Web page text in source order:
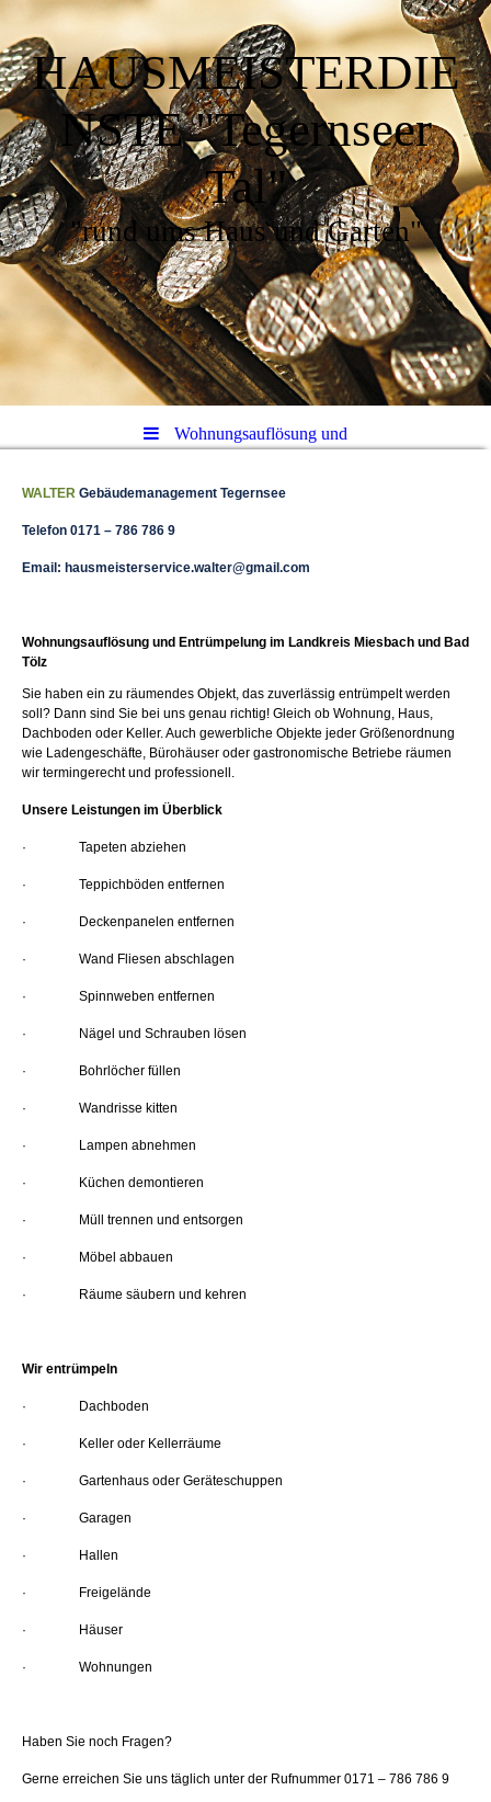
HAUSMEISTERDIE
NSTE "Tegernseer
Tal"
"rund ums Haus und Garten"
Wohnungsauflösung und
WALTER Gebäudemanagement Tegernsee
Telefon 0171 – 786 786 9
Email: hausmeisterservice.walter@gmail.com
Wohnungsauflösung und Entrümpelung im Landkreis Miesbach und Bad
Tölz
Sie haben ein zu räumendes Objekt, das zuverlässig entrümpelt werden
soll? Dann sind Sie bei uns genau richtig! Gleich ob Wohnung, Haus,
Dachboden oder Keller. Auch gewerbliche Objekte jeder Größenordnung
wie Ladengeschäfte, Bürohäuser oder gastronomische Betriebe räumen
wir termingerecht und professionell.
Unsere Leistungen im Überblick
· Tapeten abziehen
· Teppichböden entfernen
· Deckenpanelen entfernen
· Wand Fliesen abschlagen
· Spinnweben entfernen
· Nägel und Schrauben lösen
· Bohrlöcher füllen
· Wandrisse kitten
· Lampen abnehmen
· Küchen demontieren
· Müll trennen und entsorgen
· Möbel abbauen
· Räume säubern und kehren
Wir entrümpeln
· Dachboden
· Keller oder Kellerräume
· Gartenhaus oder Geräteschuppen
· Garagen
· Hallen
· Freigelände
· Häuser
· Wohnungen
Haben Sie noch Fragen?
Gerne erreichen Sie uns täglich unter der Rufnummer 0171 – 786 786 9